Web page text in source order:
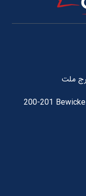
ملت
200-201